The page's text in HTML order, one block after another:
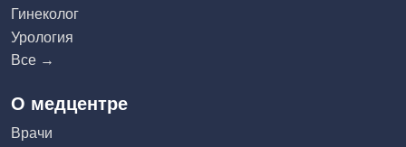
Гинеколог
Урология
Все →
О медцентре
Врачи